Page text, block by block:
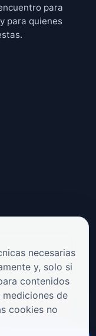
para
para quienes
Envíanos tus
musicales.
necesarias
y, solo si
contenidos
de
cookies no